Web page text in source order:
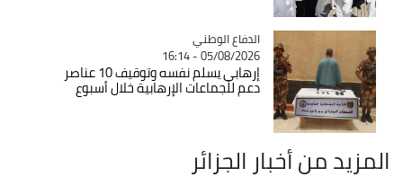
Catégorie
الدفاع الوطني
05/08/2026 - 16:14
إرهابي يسلم نفسه وتوقيف 10 عناصر
دعم للجماعات الإرهابية خلال أسبوع
المزيد من أخبار الجزائر